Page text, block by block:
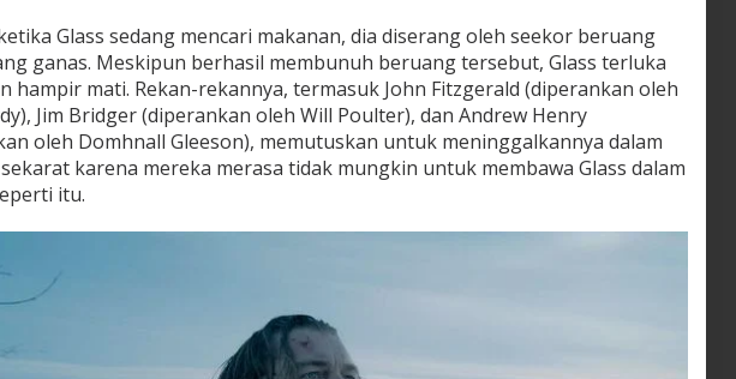
Glass sedang mencari makanan, dia diserang oleh seekor beruang
ganas. Meskipun berhasil membunuh beruang tersebut, Glass terluka
hampir mati. Rekan-rekannya, termasuk John Fitzgerald (diperankan oleh
Jim Bridger (diperankan oleh Will Poulter), dan Andrew Henry
oleh Domhnall Gleeson), memutuskan untuk meninggalkannya dalam
karena mereka merasa tidak mungkin untuk membawa Glass dalam
itu.